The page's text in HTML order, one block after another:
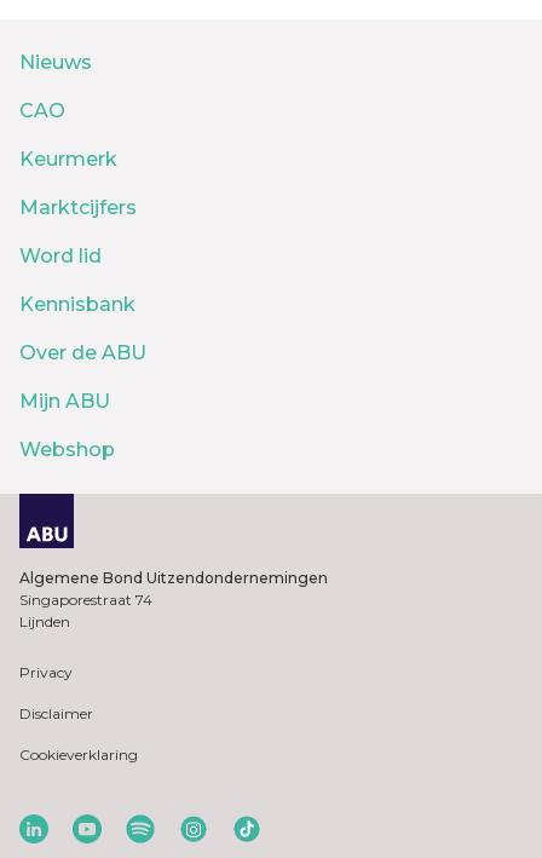
Nieuws
CAO
Keurmerk
Marktcijfers
Word lid
Kennisbank
Over de ABU
Mijn ABU
Webshop
Algemene Bond Uitzendondernemingen
Singaporestraat 74
Lijnden
Privacy
Disclaimer
Cookieverklaring